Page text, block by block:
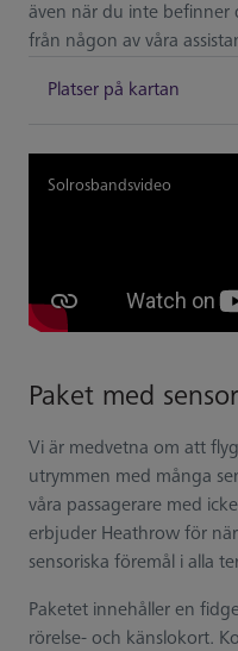
även när du inte befinner
från någon av våra
Platser på kartan
Solrosbandsvideo
Paket med
Vi är medvetna om att
utrymmen med många
våra passagerare med
erbjuder Heathrow för
sensoriska föremål i alla
Paketet innehåller en
rörelse- och känslokort.